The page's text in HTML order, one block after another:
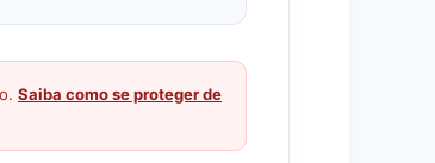
Saiba como se proteger de